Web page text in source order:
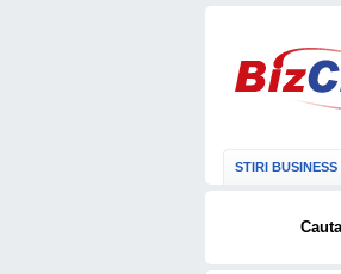
STIRI BUSINESS